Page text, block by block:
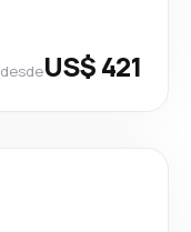
desdeUS$ 421